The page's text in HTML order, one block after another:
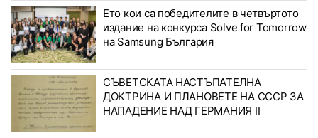
Ето кои са победителите в четвъртото
издание на конкурса Solve for Tomorrow
на Samsung България
СЪВЕТСКАТА НАСТЪПАТЕЛНА
ДОКТРИНА И ПЛАНОВЕТЕ НА СССР ЗА
НАПАДЕНИЕ НАД ГЕРМАНИЯ II